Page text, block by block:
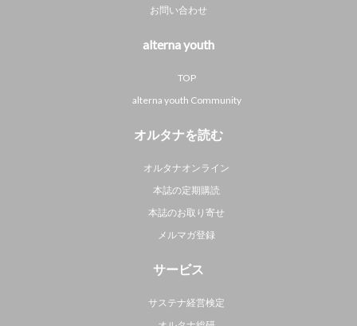
お問い合わせ
alterna youth
TOP
alterna youth Community
オルタナを読む
オルタナオンライン
本誌の定期購読
本誌のお取り寄せ
メルマガ登録
サービス
サステナ経営検定